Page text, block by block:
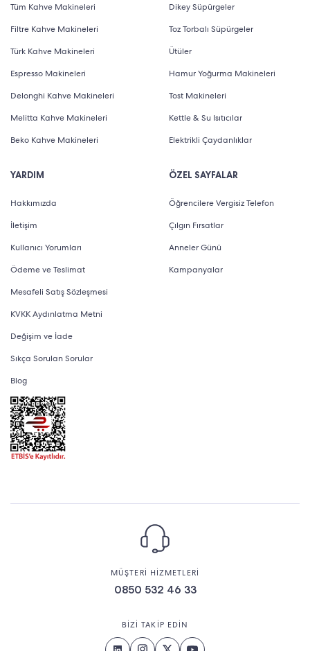
Tüm Kahve Makineleri
Filtre Kahve Makineleri
Türk Kahve Makineleri
Espresso Makineleri
Delonghi Kahve Makineleri
Melitta Kahve Makineleri
Beko Kahve Makineleri
YARDIM
Hakkımızda
İletişim
Kullanıcı Yorumları
Ödeme ve Teslimat
Mesafeli Satış Sözleşmesi
KVKK Aydınlatma Metni
Değişim ve İade
Sıkça Sorulan Sorular
Blog
Dikey Süpürgeler
Toz Torbalı Süpürgeler
Ütüler
Hamur Yoğurma Makineleri
Tost Makineleri
Kettle & Su Isıtıcılar
Elektrikli Çaydanlıklar
ÖZEL SAYFALAR
Öğrencilere Vergisiz Telefon
Çılgın Fırsatlar
Anneler Günü
Kampanyalar
MÜŞTERİ HİZMETLERİ
0850 532 46 33
BİZİ TAKİP EDİN